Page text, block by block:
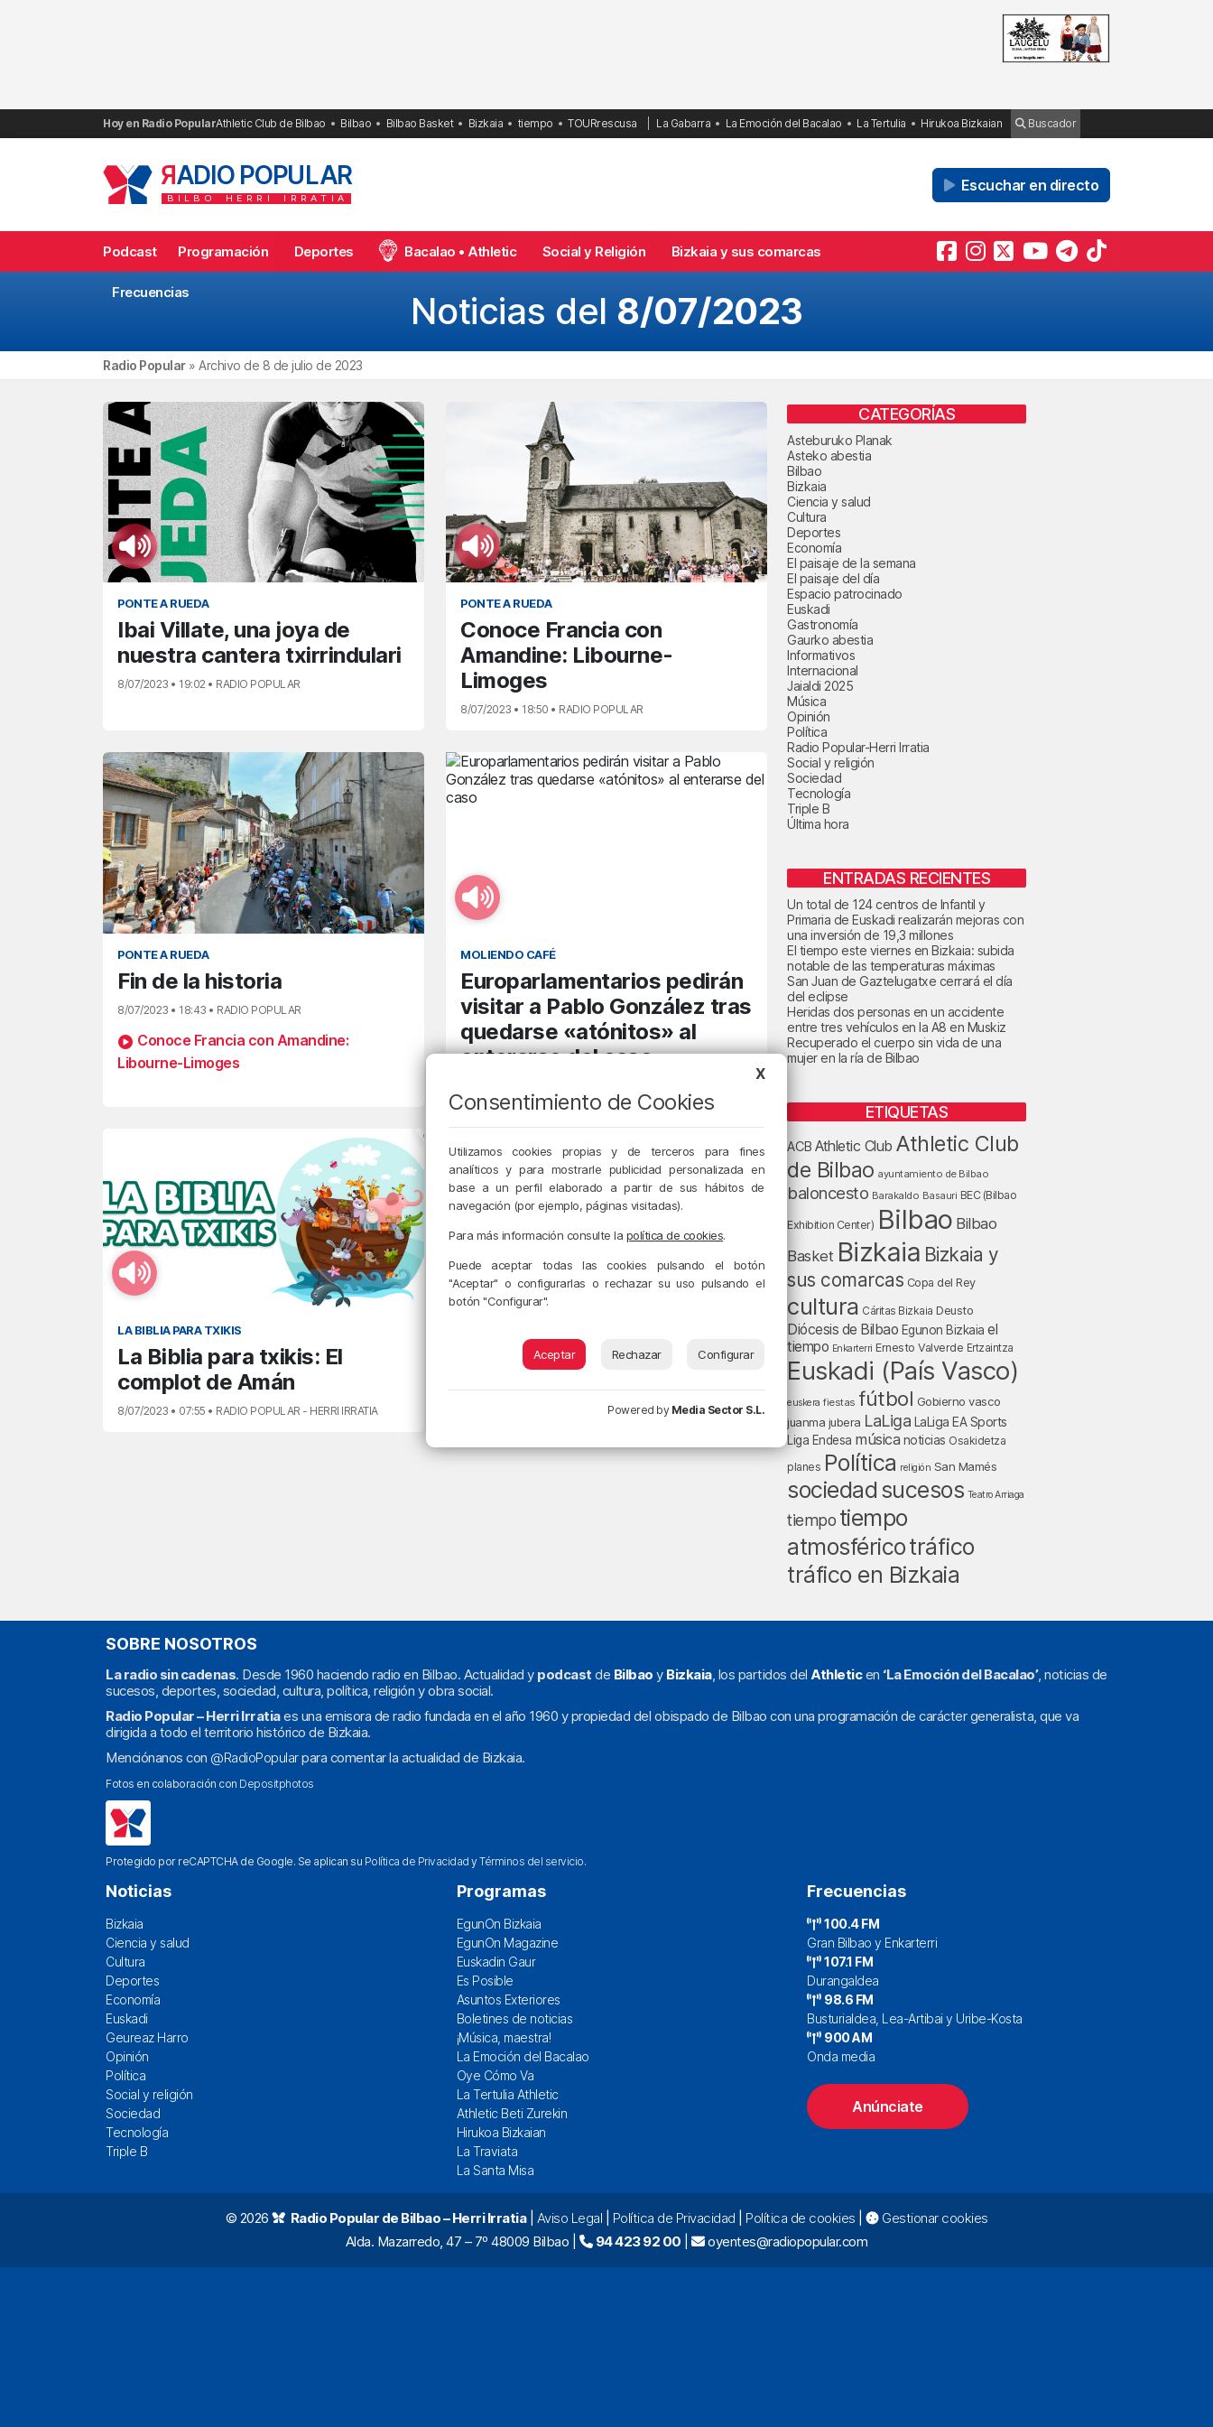
Hoy en Radio PopularAthletic Club de Bilbao Bilbao Bilbao Basket Bizkaia tiempo TOURrescusa La Gabarra La Emoción del Bacalao La Tertulia Hirukoa Bizkaian Buscador
RADIO POPULAR
BILBO HERRI IRRATIA
Escuchar en directo
Podcast Programación Deportes Bacalao • Athletic Social y Religión Bizkaia y sus comarcas
Frecuencias Noticias del 8/07/2023
Radio Popular» Archivo de 8 de julio de 2023
PONTE A RUEDA
Ibai Villate, una joya de
nuestra cantera txirrindulari
8/07/2023 • 19:02 • RADIO POPULAR
PONTE A RUEDA
Conoce Francia con
Amandine: Libourne-
Limoges
8/07/2023 • 18:50 • RADIO POPULAR
PONTE A RUEDA
Fin de la historia
8/07/2023 • 18:43 • RADIO POPULAR
Conoce Francia con Amandine:
Libourne-Limoges
MOLIENDO CAFÉ
Europarlamentarios pedirán
visitar a Pablo González tras
quedarse «atónitos» al
enterarse del caso
LA BIBLIA PARA TXIKIS
La Biblia para txikis: El
complot de Amán
8/07/2023 • 07:55 • RADIO POPULAR - HERRI IRRATIA
CATEGORÍAS
Asteburuko Planak
Asteko abestia
Bilbao
Bizkaia
Ciencia y salud
Cultura
Deportes
Economía
El paisaje de la semana
El paisaje del día
Espacio patrocinado
Euskadi
Gastronomía
Gaurko abestia
Informativos
Internacional
Jaialdi 2025
Música
Opinión
Política
Radio Popular-Herri Irratia
Social y religión
Sociedad
Tecnología
Triple B
Última hora
ENTRADAS RECIENTES
Un total de 124 centros de Infantil y
Primaria de Euskadi realizarán mejoras con
una inversión de 19,3 millones
El tiempo este viernes en Bizkaia: subida
notable de las temperaturas máximas
San Juan de Gaztelugatxe cerrará el día
del eclipse
Heridas dos personas en un accidente
entre tres vehículos en la A8 en Muskiz
Recuperado el cuerpo sin vida de una
mujer en la ría de Bilbao
ETIQUETAS
ACB Athletic Club Athletic Club
de Bilbao ayuntamiento de Bilbao
baloncesto Barakaldo Basauri BEC (Bilbao
Exhibition Center) Bilbao Bilbao
Basket Bizkaia Bizkaia y
sus comarcas Copa del Rey
cultura Cáritas Bizkaia Deusto
Diócesis de Bilbao Egunon Bizkaia el
tiempo Enkarterri Ernesto Valverde Ertzaintza
Euskadi (País Vasco)
euskera fiestas fútbol Gobierno vasco
juanma jubera LaLiga LaLiga EA Sports
Liga Endesa música noticias Osakidetza
planes Política religión San Mamés
sociedad sucesos Teatro Arriaga
tiempo tiempo
atmosféricotráfico
tráfico en Bizkaia
SOBRE NOSOTROS
La radio sin cadenas. Desde 1960 haciendo radio en Bilbao. Actualidad y podcast de Bilbao y Bizkaia, los partidos del Athleticen ‘La Emoción del Bacalao’, noticias de
sucesos, deportes, sociedad, cultura, política, religión y obra social.
Radio Popular – Herri Irratiaes una emisora de radio fundada en el año 1960 y propiedad del obispado de Bilbao con una programación de carácter generalista, que va
dirigida a todo el territorio histórico de Bizkaia.
Menciónanos con @RadioPopularpara comentar la actualidad de Bizkaia.
Fotos en colaboración con Depositphotos
Protegido por reCAPTCHA de Google. Se aplican su Política de Privacidad yTérminos del servicio.
Noticias
Bizkaia
Ciencia y salud
Cultura
Deportes
Economía
Euskadi
Geureaz Harro
Opinión
Política
Social y religión
Sociedad
Tecnología
Triple B
Programas
EgunOn Bizkaia
EgunOn Magazine
Euskadin Gaur
Es Posible
Asuntos Exteriores
Boletines de noticias
¡Música, maestra!
La Emoción del Bacalao
Oye Cómo Va
La Tertulia Athletic
Athletic Beti Zurekin
Hirukoa Bizkaian
La Traviata
La Santa Misa
Frecuencias
100.4 FM
Gran Bilbao y Enkarterri
107.1 FM
Durangaldea
98.6 FM
Busturialdea, Lea-Artibai y Uribe-Kosta
900 AM
Onda media
Anúnciate
© 2026 Radio Popular de Bilbao – Herri Irratia| Aviso Legal Política de Privacidad Política de cookies
Gestionar cookies
Alda. Mazarredo, 47 – 7º 48009 Bilbao |
94 423 92 00 | oyentes@radiopopular.com
X
Consentimiento de Cookies
Utilizamos cookies propias y de terceros para fines
analíticos y para mostrarle publicidad personalizada en
base a un perfil elaborado a partir de sus hábitos de
navegación (por ejemplo, páginas visitadas).
Para más información consulte la política de cookies.
Puede aceptar todas las cookies pulsando el botón
"Aceptar" o configurarlas o rechazar su uso pulsando el
botón "Configurar".
Aceptar Rechazar Configurar
Powered by Media Sector S.L.